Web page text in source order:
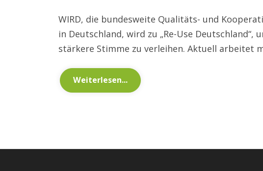
WIRD, die bundesweite Qualitäts- und
in Deutschland, wird zu „Re-Use Deutschland“,
stärkere Stimme zu verleihen. Aktuell arbeitet
Weiterlesen...